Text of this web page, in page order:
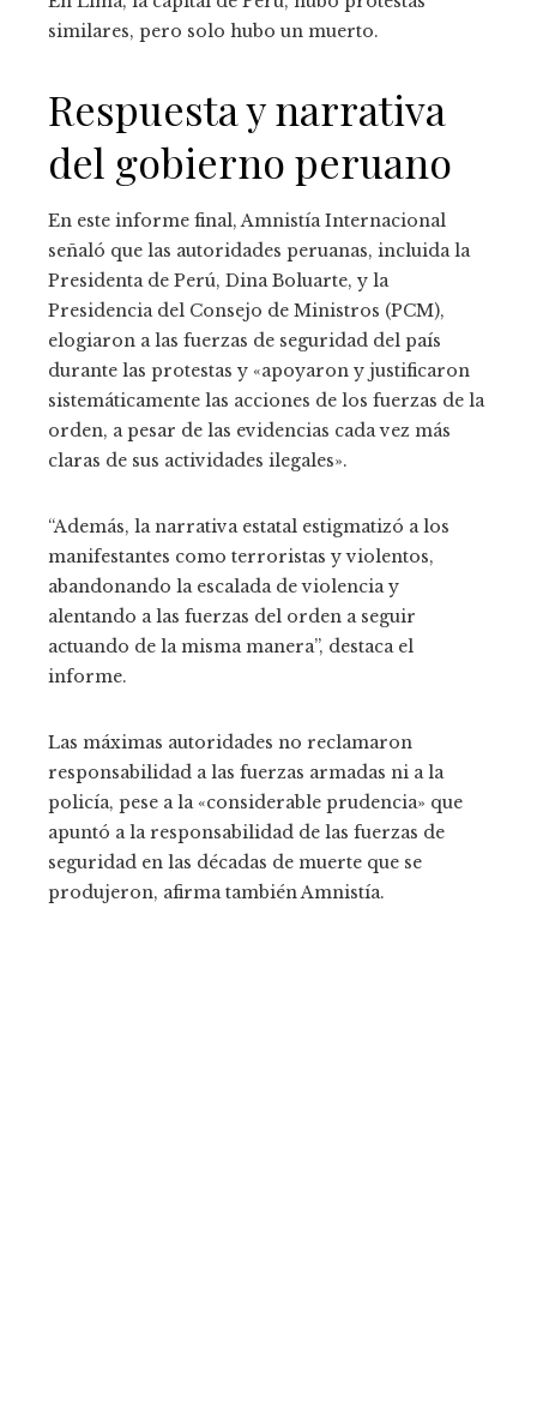
similares, pero solo hubo un muerto.
Respuesta y narrativa
del gobierno peruano
En este informe final, Amnistía Internacional
señaló que las autoridades peruanas, incluida la
Presidenta de Perú, Dina Boluarte, y la
Presidencia del Consejo de Ministros (PCM),
elogiaron a las fuerzas de seguridad del país
durante las protestas y «apoyaron y justificaron
sistemáticamente las acciones de los fuerzas de la
orden, a pesar de las evidencias cada vez más
claras de sus actividades ilegales».
“Además, la narrativa estatal estigmatizó a los
manifestantes como terroristas y violentos,
abandonando la escalada de violencia y
alentando a las fuerzas del orden a seguir
actuando de la misma manera”, destaca el
informe.
Las máximas autoridades no reclamaron
responsabilidad a las fuerzas armadas ni a la
policía, pese a la «considerable prudencia» que
apuntó a la responsabilidad de las fuerzas de
seguridad en las décadas de muerte que se
produjeron, afirma también Amnistía.